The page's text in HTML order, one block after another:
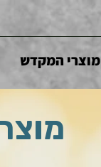
מוצרי המקדש